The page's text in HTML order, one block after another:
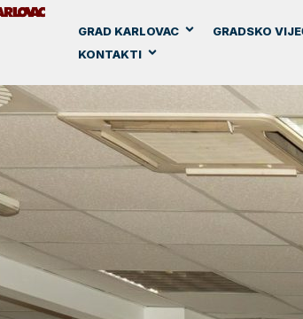
GRAD KARLOVAC GRADSKO
KONTAKTI